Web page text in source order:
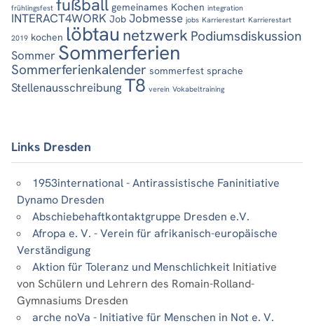
frühlingsfest fußball gemeinames Kochen integration
INTERACT4WORK Job Jobmesse jobs Karrierestart Karrierestart
2019 kochen löbtau netzwerk Podiumsdiskussion
Sommer Sommerferien
Sommerferienkalender sommerfest sprache
Stellenausschreibung T8 verein Vokabeltraining
Links Dresden
1953international - Antirassistische Faninitiative
Dynamo Dresden
Abschiebehaftkontaktgruppe Dresden e.V.
Afropa e. V. - Verein für afrikanisch-europäische
Verständigung
Aktion für Toleranz und Menschlichkeit Initiative
von Schülern und Lehrern des Romain-Rolland-
Gymnasiums Dresden
arche noVa - Initiative für Menschen in Not e. V.